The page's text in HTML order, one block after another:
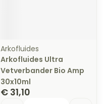
Arkofluides
Arkofluides Ultra
Vetverbander Bio Amp
30x10ml
€ 31,10